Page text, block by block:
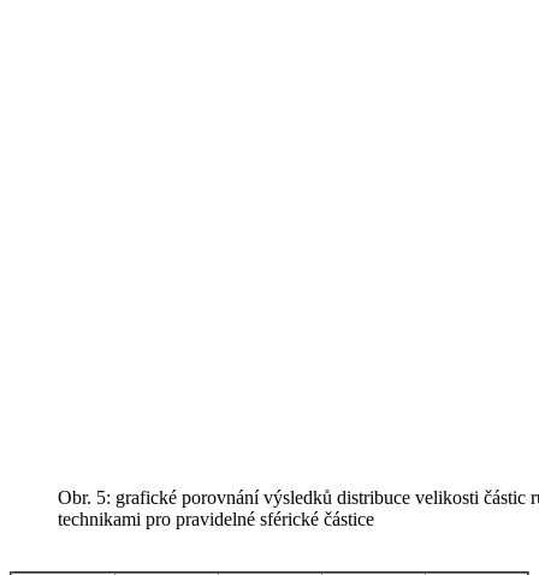
Obr. 5: grafické porovnání výsledků distribuce velikosti částic
technikami pro pravidelné sférické částice